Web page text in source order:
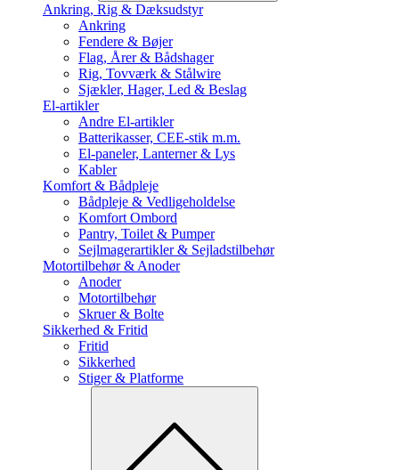
Ankring, Rig & Dæksudstyr
Ankring
Fendere & Bøjer
Flag, Årer & Bådshager
Rig, Tovværk & Stålwire
Sjækler, Hager, Led & Beslag
El-artikler
Andre El-artikler
Batterikasser, CEE-stik m.m.
El-paneler, Lanterner & Lys
Kabler
Komfort & Bådpleje
Bådpleje & Vedligeholdelse
Komfort Ombord
Pantry, Toilet & Pumper
Sejlmagerartikler & Sejladstilbehør
Motortilbehør & Anoder
Anoder
Motortilbehør
Skruer & Bolte
Sikkerhed & Fritid
Fritid
Sikkerhed
Stiger & Platforme